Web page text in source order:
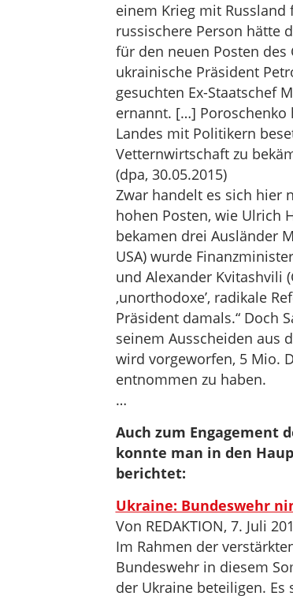
einem Krieg mit
russischere Person hätte
für den neuen Posten des
ukrainische Präsident
gesuchten Ex-Staatschef
ernannt. […] Poroschenko
Landes mit Politikern
Vetternwirtschaft zu
(dpa, 30.05.2015)
Zwar handelt es sich hier
hohen Posten, wie Ulrich
bekamen drei Ausländer
USA) wurde
und Alexander Kvitashvili
‚unorthodoxe’, radikale
Präsident damals.“ Doch
seinem Ausscheiden aus
wird vorgeworfen, 5 Mio.
entnommen zu haben.
…
Auch zum Engagement
konnte man in den
berichtet:
Ukraine: Bundeswehr
Von REDAKTION, 7. Juli
Im Rahmen der
Bundeswehr in diesem
der Ukraine beteiligen. Es